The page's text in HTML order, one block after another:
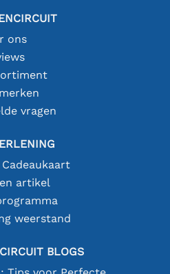
ons
vragen
artikel
weerstand
BLOGS